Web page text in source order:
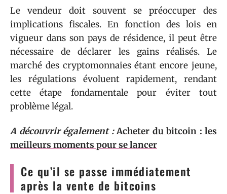
Le vendeur doit souvent se préoccuper des
implications fiscales. En fonction des lois en
vigueur dans son pays de résidence, il peut être
nécessaire de déclarer les gains réalisés. Le
marché des cryptomonnaies étant encore jeune,
les régulations évoluent rapidement, rendant
cette étape fondamentale pour éviter tout
problème légal.
A découvrir également : Acheter du bitcoin : les
meilleurs moments pour se lancer
Ce qu’il se passe immédiatement
après la vente de bitcoins